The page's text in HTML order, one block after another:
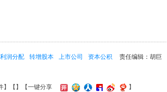
责任编辑：胡巨
利润分配 转增股本 上市公司
资本公积
】【 】 【一键分享 】